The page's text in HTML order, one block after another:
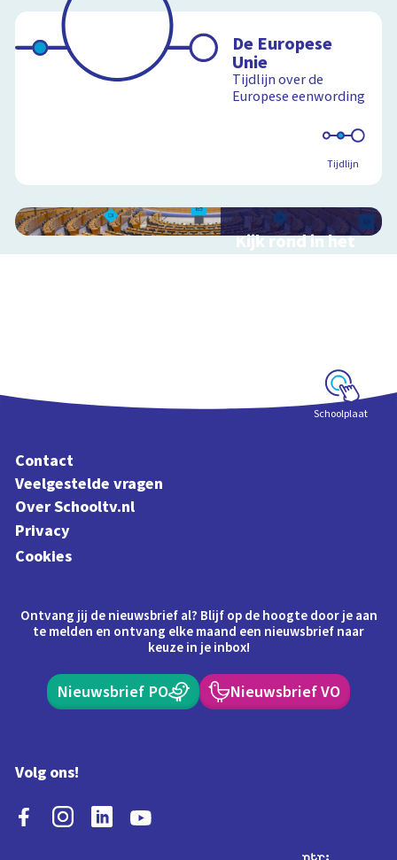
De Europese
Unie
Tijdlijn over de
Europese eenwording
Tijdlijn
Kijk rond in het
Europees
Schoolplaat
Contact
Veelgestelde vragen
Over Schooltv.nl
Privacy
Cookies
Ontvang jij de nieuwsbrief al? Blijf op de hoogte door je aan
te melden en ontvang elke maand een nieuwsbrief naar
keuze in je inbox!
Nieuwsbrief PO Nieuwsbrief VO
Volg ons!